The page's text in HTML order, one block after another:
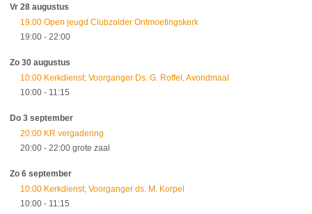
Vr 28 augustus
19:00 Open jeugd Clubzolder Ontmoetingskerk
19:00 - 22:00
Zo 30 augustus
10:00 Kerkdienst; Voorganger Ds. G. Roffel, Avondmaal
10:00 - 11:15
Do 3 september
20:00 KR vergadering
20:00 - 22:00 grote zaal
Zo 6 september
10:00 Kerkdienst; Voorganger ds. M. Korpel
10:00 - 11:15